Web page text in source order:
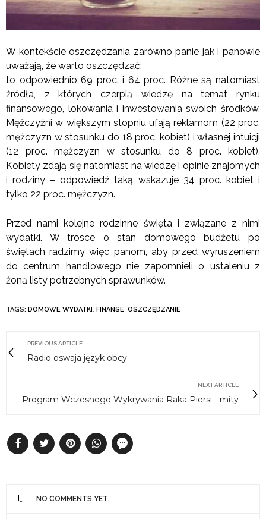
W kontekście oszczędzania zarówno panie jak i panowie
uważają, że warto oszczędzać:
to odpowiednio 69 proc. i 64 proc. Różne są natomiast
źródła, z których czerpią wiedzę na temat rynku
finansowego, lokowania i inwestowania swoich środków.
Mężczyźni w większym stopniu ufają reklamom (22 proc.
mężczyzn w stosunku do 18 proc. kobiet) i własnej intuicji
(12 proc. mężczyzn w stosunku do 8 proc. kobiet).
Kobiety zdają się natomiast na wiedzę i opinie znajomych
i rodziny – odpowiedź taką wskazuje 34 proc. kobiet i
tylko 22 proc. mężczyzn.
Przed nami kolejne rodzinne święta i związane z nimi
wydatki. W trosce o stan domowego budżetu po
świętach radzimy więc panom, aby przed wyruszeniem
do centrum handlowego nie zapomnieli o ustaleniu z
żoną listy potrzebnych sprawunków.
TAGS: DOMOWE WYDATKI , FINANSE, OSZCZĘDZANIE
PREVIOUS ARTICLE
Radio oswaja język obcy
NEXT ARTICLE
Program Wczesnego Wykrywania Raka Piersi - mity
NO COMMENTS YET